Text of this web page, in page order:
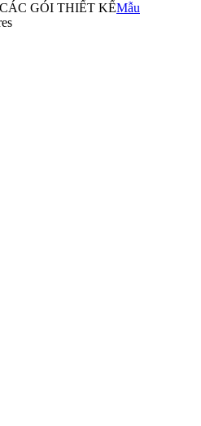
CÁC GÓI THIẾT KẾMẫu